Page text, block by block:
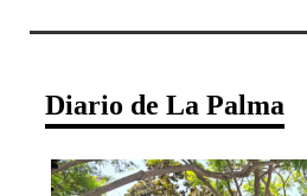
Diario de La Palma